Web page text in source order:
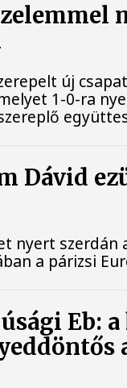
új
1-0-ra
Dávid
nyert szerdán
a párizsi
Eb: